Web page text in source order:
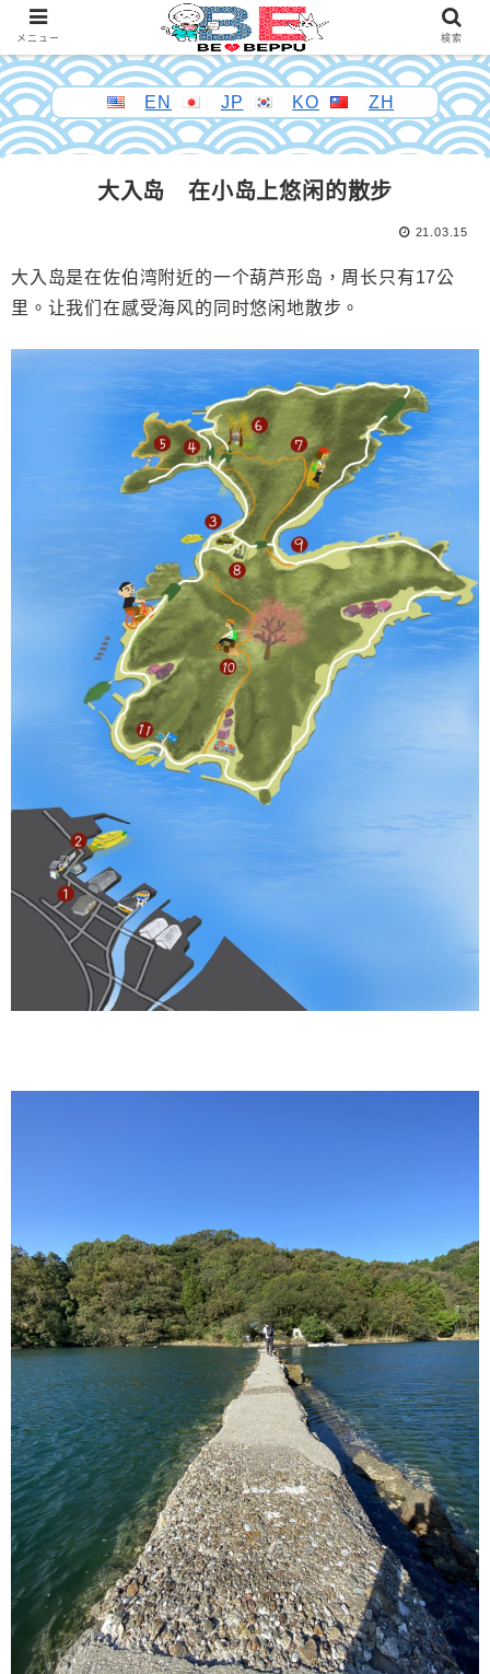
EN JP KO ZH
大入岛 在小岛上悠闲的散步
21.03.15
大入 岛是在佐伯湾附近的一个葫芦形岛，周长只有17公
里。 让我们在感受海风的同时悠闲地散步。
メニュー 検索